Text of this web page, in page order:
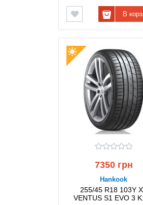
В
7350 грн
Hankook
255/45 R18 103Y
VENTUS S1 EVO 3